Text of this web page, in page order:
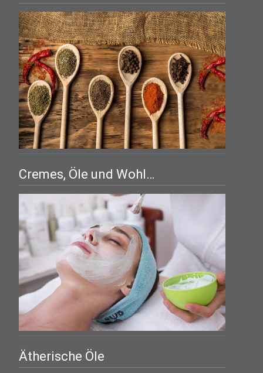
Cremes, Öle und Wohl…
Ätherische Öle